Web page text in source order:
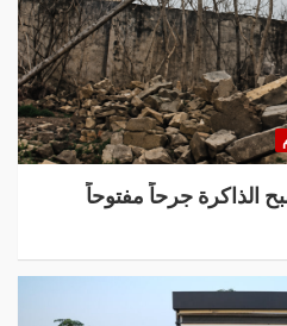
الذاكرة جرحاً مفتوحاً